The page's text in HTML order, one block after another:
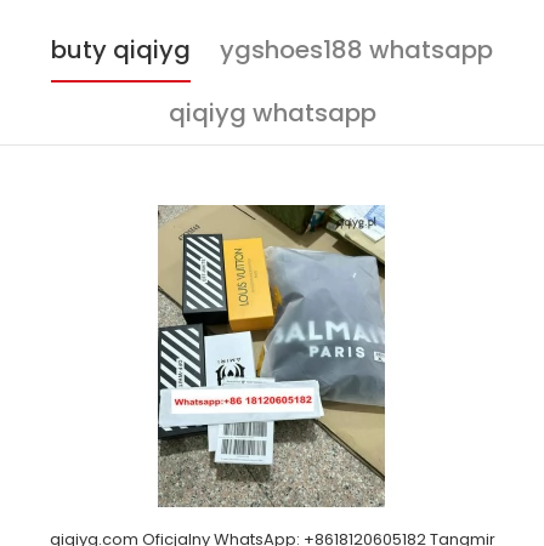
buty qiqiyg
ygshoes188 whatsapp
qiqiyg whatsapp
qiqiyg.com Oficjalny WhatsApp: +8618120605182 Tangmir